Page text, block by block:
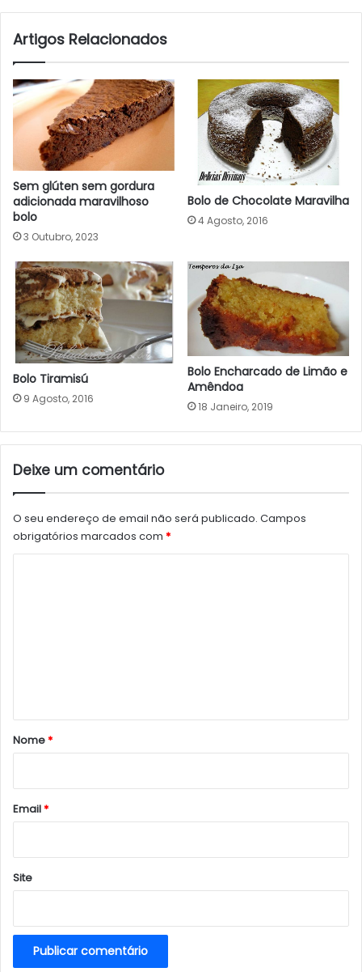
Artigos Relacionados
Sem glúten sem gordura
adicionada maravilhoso
bolo
3 Outubro, 2023
Bolo de Chocolate Maravilha
4 Agosto, 2016
Bolo Tiramisú
9 Agosto, 2016
Bolo Encharcado de Limão e
Amêndoa
18 Janeiro, 2019
Deixe um comentário
O seu endereço de email não será publicado. Campos
obrigatórios marcados com *
r
*
Nome*
Email*
Site